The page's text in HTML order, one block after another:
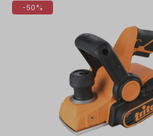
Bildergalerie überspringen
-50%